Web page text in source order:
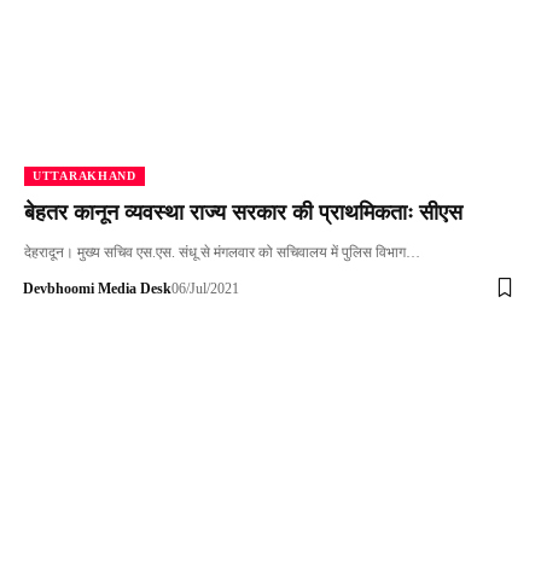
UTTARAKHAND
बेहतर कानून व्यवस्था राज्य सरकार की प्राथमिकताः सीएस
देहरादून। मुख्य सचिव एस.एस. संधू से मंगलवार को सचिवालय में पुलिस विभाग…
Devbhoomi Media Desk06/Jul/2021